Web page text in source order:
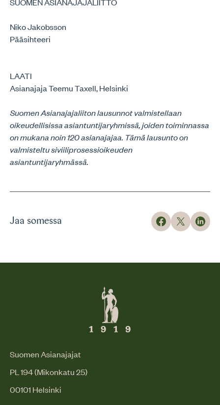
Niko Jakobsson
Pääsihteeri
LAATI
Asianajaja Teemu Taxell, Helsinki
Suomen Asianajajaliiton lausunnot valmistellaan
oikeudellisissa asiantuntijaryhmissä, joiden toiminnassa
on mukana noin 120 asianajajaa. Tämä lausunto on
valmisteltu siviiliprosessioikeuden
asiantuntijaryhmässä.
Jaa somessa
Suomen Asianajajat
PL 194 (Mikonkatu 25)
00101 Helsinki